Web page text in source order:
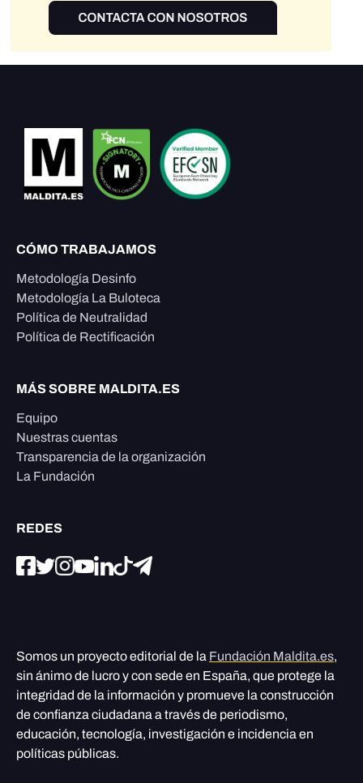
CÓMO TRABAJAMOS
Metodología Desinfo
Metodología La Buloteca
Política de Neutralidad
Política de Rectificación
MÁS SOBRE MALDITA.ES
Equipo
Nuestras cuentas
Transparencia de la organización
La Fundación
REDES
Somos un proyecto editorial de la Fundación Maldita.es,
sin ánimo de lucro y con sede en España, que protege la
integridad de la información y promueve la construcción
de confianza ciudadana a través de periodismo,
educación, tecnología, investigación e incidencia en
políticas públicas.